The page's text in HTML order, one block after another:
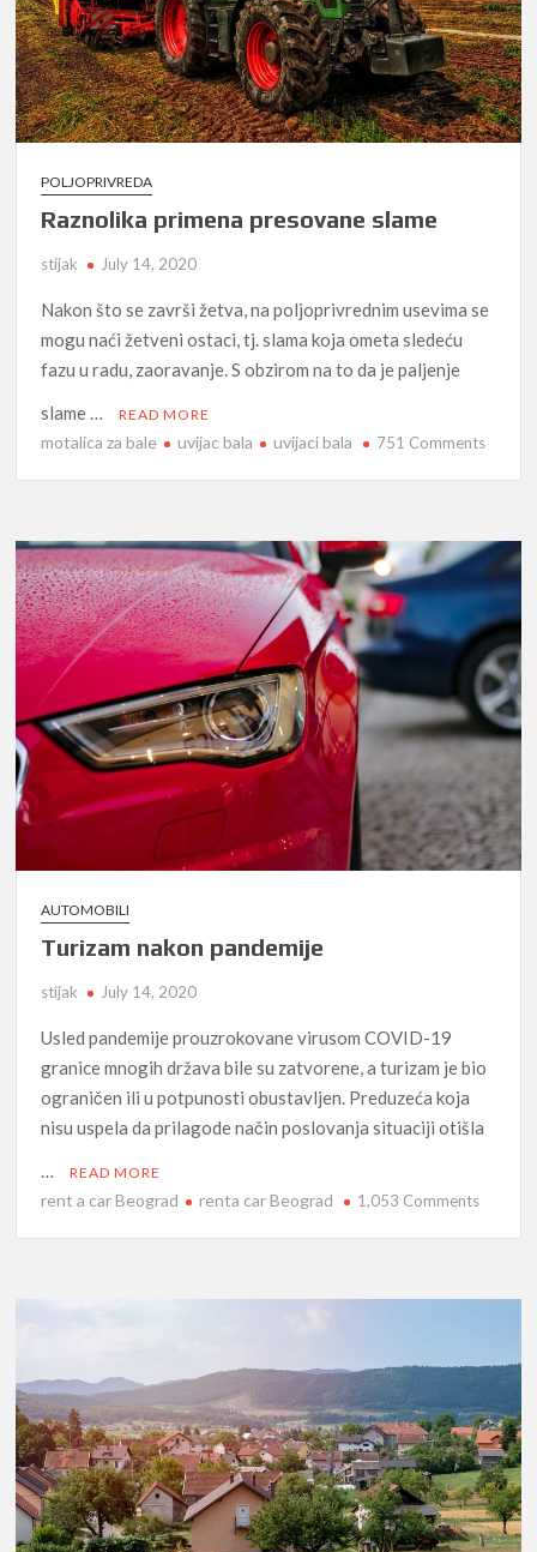
POLJOPRIVREDA
Raznolika primena presovane slame
stijak July 14, 2020
Nakon što se završi žetva, na poljoprivrednim usevima se
mogu naći žetveni ostaci, tj. slama koja ometa sledeću
fazu u radu, zaoravanje. S obzirom na to da je paljenje
slame …
READ MORE
motalica za bale uvijac bala uvijaci bala 751 Commentson
slame
AUTOMOBILI
Turizam nakon pandemije
stijak July 14, 2020
Usled pandemije prouzrokovane virusom COVID-19
granice mnogih država bile su zatvorene, a turizam je bio
ograničen ili u potpunosti obustavljen. Preduzeća koja
nisu uspela da prilagode način poslovanja situaciji otišla
…
READ MORE
rent a car Beograd renta car Beograd 1,053 Commentson